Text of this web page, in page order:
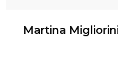
Martina